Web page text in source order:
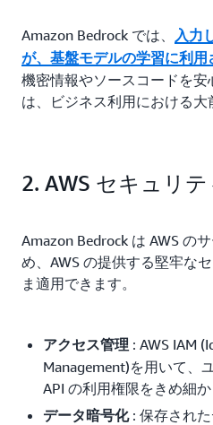
Amazon Bedrock では、
入力
が、基盤モデルの学習に利
機密情報やソースコードを
は、ビジネス利用における大
2. AWS セキュリ
Amazon Bedrock は AWS の
め、AWS の提供する堅牢な
ま適用できます。
アクセス管理 : AWS IAM
Management)を用いて、
API の利用権限をきめ細か
データ暗号化 : 保存され